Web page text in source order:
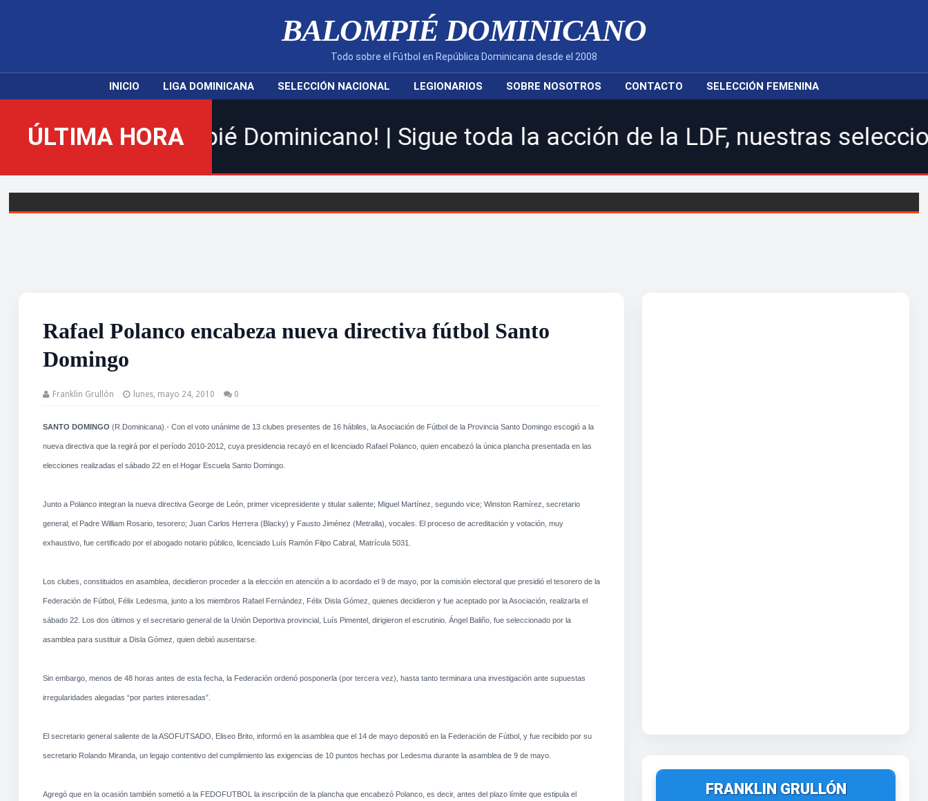
BALOMPIÉ DOMINICANO
Todo sobre el Fútbol en República Dominicana desde el 2008
INICIO LIGA DOMINICANA SELECCIÓN NACIONAL LEGIONARIOS SOBRE NOSOTROS CONTACTO SELECCIÓN FEMENINA
ÚLTIMA HORA
Balompié Dominicano! | Sigue toda la acción de la LDF, nuestras selecciones
Rafael Polanco encabeza nueva directiva fútbol Santo
Domingo
Franklin Grullón lunes, mayo 24, 2010 0
SANTO DOMINGO (R.Dominicana).- Con el voto unánime de 13 clubes presentes de 16 hábiles, la Asociación de Fútbol de la Provincia Santo Domingo escogió a la
nueva directiva que la regirá por el período 2010-2012, cuya presidencia recayó en el licenciado Rafael Polanco, quien encabezó la única plancha presentada en las
elecciones realizadas el sábado 22 en el Hogar Escuela Santo Domingo.
Junto a Polanco integran la nueva directiva George de León, primer vicepresidente y titular saliente; Miguel Martínez, segundo vice; Winston Ramírez, secretario
general; el Padre William Rosario, tesorero; Juan Carlos Herrera (Blacky) y Fausto Jiménez (Metralla), vocales. El proceso de acreditación y votación, muy
exhaustivo, fue certificado por el abogado notario público, licenciado Luís Ramón Filpo Cabral, Matrícula 5031.
Los clubes, constituidos en asamblea, decidieron proceder a la elección en atención a lo acordado el 9 de mayo, por la comisión electoral que presidió el tesorero de la
Federación de Fútbol, Félix Ledesma, junto a los miembros Rafael Fernández, Félix Disla Gómez, quienes decidieron y fue aceptado por la Asociación, realizarla el
sábado 22. Los dos últimos y el secretario general de la Unión Deportiva provincial, Luís Pimentel, dirigieron el escrutinio. Ángel Baliño, fue seleccionado por la
asamblea para sustituir a Disla Gómez, quien debió ausentarse.
Sin embargo, menos de 48 horas antes de esta fecha, la Federación ordenó posponerla (por tercera vez), hasta tanto terminara una investigación ante supuestas
irregularidades alegadas “por partes interesadas”.
El secretario general saliente de la ASOFUTSADO, Eliseo Brito, informó en la asamblea que el 14 de mayo depositó en la Federación de Fútbol, y fue recibido por su
secretario Rolando Miranda, un legajo contentivo del cumplimiento las exigencias de 10 puntos hechas por Ledesma durante la asamblea de 9 de mayo.
Agregó que en la ocasión también sometió a la FEDOFUTBOL la inscripción de la plancha que encabezó Polanco, es decir, antes del plazo límite que estipula el FRANKLIN GRULLÓN